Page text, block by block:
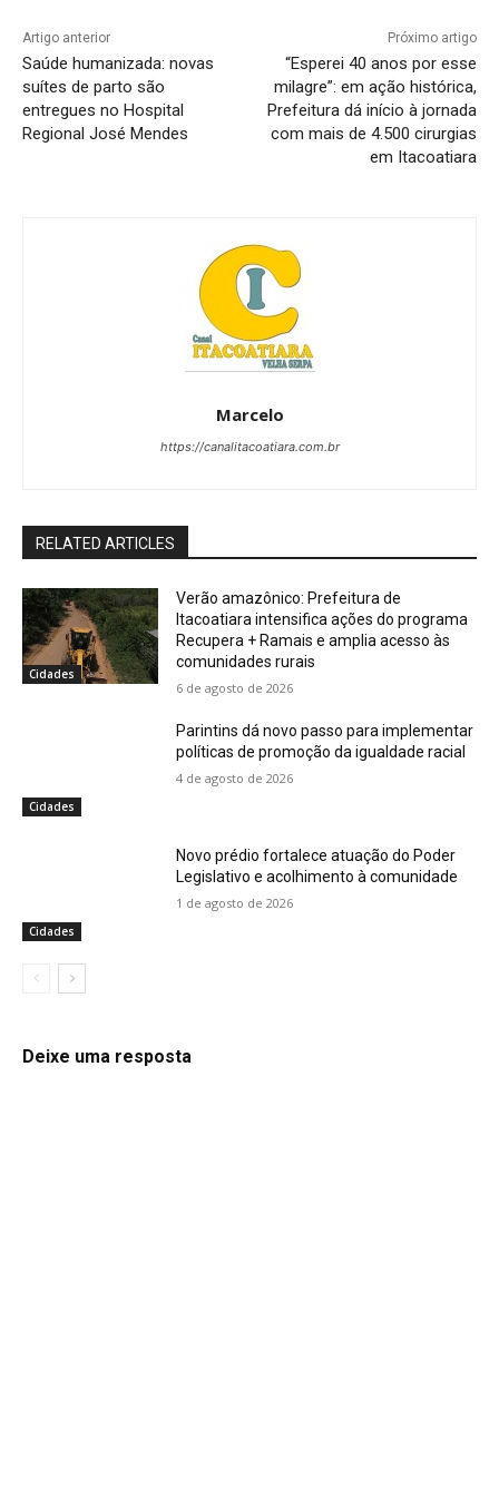
Artigo anterior
Saúde humanizada: novas
suítes de parto são
entregues no Hospital
Regional José Mendes
Próximo artigo
“Esperei 40 anos por esse
milagre”: em ação histórica,
Prefeitura dá início à jornada
com mais de 4.500 cirurgias
em Itacoatiara
Marcelo
https://canalitacoatiara.com.br
RELATED ARTICLES
Cidades
Verão amazônico: Prefeitura de
Itacoatiara intensifica ações do programa
Recupera + Ramais e amplia acesso às
comunidades rurais
6 de agosto de 2026
Cidades
Parintins dá novo passo para implementar
políticas de promoção da igualdade racial
4 de agosto de 2026
Cidades
Novo prédio fortalece atuação do Poder
Legislativo e acolhimento à comunidade
1 de agosto de 2026
Deixe uma resposta